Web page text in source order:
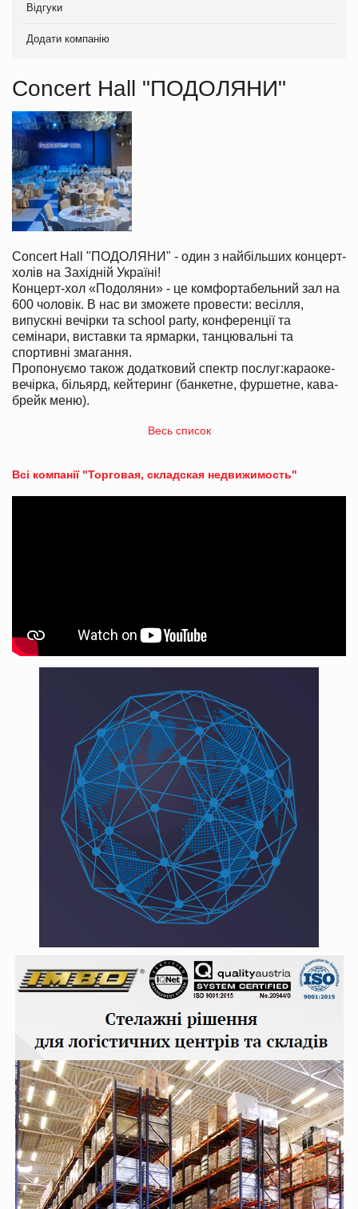
Відгуки
Додати компанію
Concert Hall "ПОДОЛЯНИ"
Concert Hall "ПОДОЛЯНИ" - один з найбільших концерт-
холів на Західній Україні!
Концерт-хол «Подоляни» - це комфортабельний зал на
600 чоловік. В нас ви зможете провести: весілля,
випускні вечірки та school party, конференції та
семінари, виставки та ярмарки, танцювальні та
спортивні змагання.
Пропонуємо також додатковий спектр послуг:караоке-
вечірка, більярд, кейтеринг (банкетне, фуршетне, кава-
брейк меню).
Весь список
Всі компанії "Торговая, складская недвижимость"